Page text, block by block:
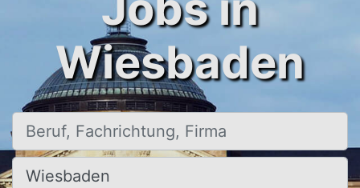
Wiesbaden
Beruf, Fachrichtung, Firma
Ort, Stadt